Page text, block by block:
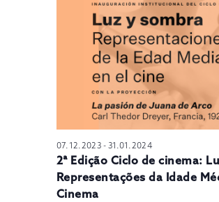
07.12.2023- 31.01.2024
2ª Edição Ciclo de cinema:
Representações da Idade
Cinema